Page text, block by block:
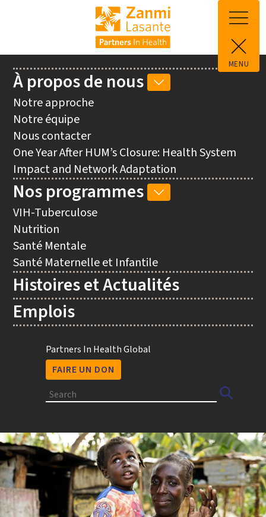
Aller au contenu principal
MENU
Utility
Partners In Health Global
FAIRE UN DON
Search
Main
navigation
À propos de nous
SOUS-
DE
NOUS
Notre approche
Notre équipe
Nous contacter
One Year After HUM’s Closure: Health System
Impact and Network Adaptation
Nos programmes
SOUS-
VIH-Tuberculose
Nutrition
Santé Mentale
Santé Maternelle et Infantile
Histoires et Actualités
Emplois